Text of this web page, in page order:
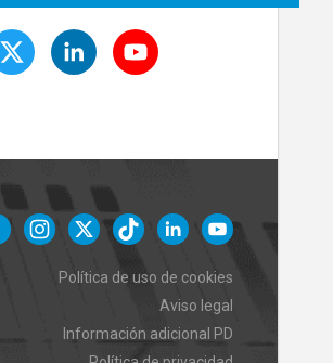
Política de uso de cookies
Aviso legal
Información adicional PD